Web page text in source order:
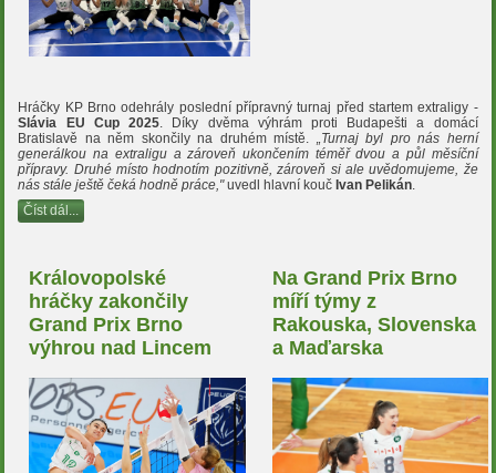
Hráčky KP Brno odehrály poslední přípravný turnaj před startem extraligy -
Slávia EU Cup 2025 . Díky dvěma výhrám proti Budapešti a domácí
Bratislavě na něm skončily na druhém místě.
„Turnaj byl pro nás herní
generálkou na extraligu a zároveň ukončením téměř dvou a půl měsíční
přípravy. Druhé místo hodnotím pozitivně, zároveň si ale uvědomujeme, že
nás stále ještě čeká hodně práce,"uvedl hlavní koučIvan Pelikán
Číst dál...
Královopolské
hráčky zakončily
Grand Prix Brno
výhrou nad Lincem
Na Grand Prix Brno
míří týmy z
Rakouska, Slovenska
a Maďarska